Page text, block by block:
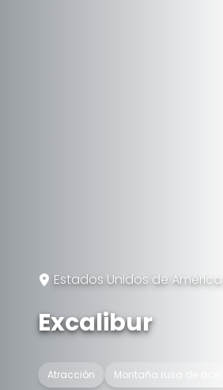
Estados Unidos de América
Excalibur
Atracción Montaña rusa de acero